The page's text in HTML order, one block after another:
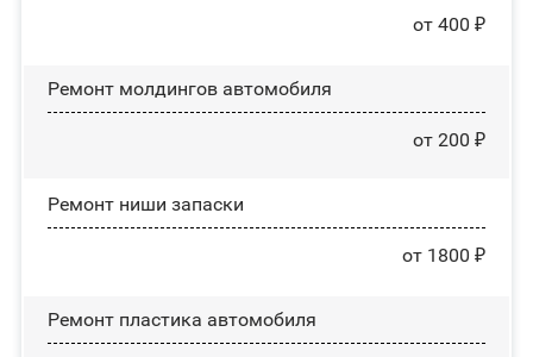
от 400 ₽
Ремонт молдингов автомобиля
от 200 ₽
Ремонт ниши запаски
от 1800 ₽
Ремонт пластика автомобиля